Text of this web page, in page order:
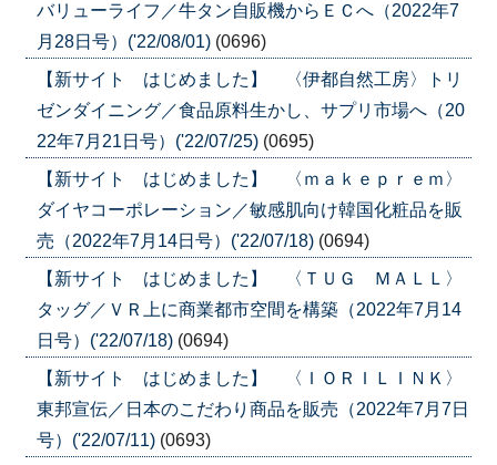
バリューライフ／牛タン自販機からＥＣへ（2022年7
月28日号）('22/08/01) (0696)
【新サイト はじめました】 〈伊都自然工房〉トリ
ゼンダイニング／食品原料生かし、サプリ市場へ（20
22年7月21日号）('22/07/25) (0695)
【新サイト はじめました】 〈ｍａｋｅｐｒｅｍ〉
ダイヤコーポレーション／敏感肌向け韓国化粧品を販
売（2022年7月14日号）('22/07/18) (0694)
【新サイト はじめました】 〈ＴＵＧ ＭＡＬＬ〉
タッグ／ＶＲ上に商業都市空間を構築（2022年7月14
日号）('22/07/18) (0694)
【新サイト はじめました】 〈ＩＯＲＩＬＩＮＫ〉
東邦宣伝／日本のこだわり商品を販売（2022年7月7日
号）('22/07/11) (0693)